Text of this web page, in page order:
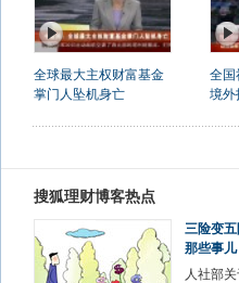
全球最大主权财富基金
掌门人坠机身亡
全国
境外
搜狐理财博客热点
三险变
那些事儿
人社部